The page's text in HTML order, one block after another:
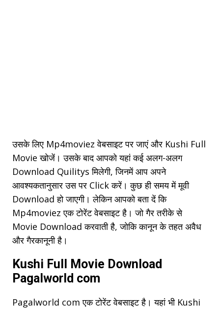
उसके लिए Mp4moviez वेबसाइट पर जाएं और Kushi Full
Movie खोजें। उसके बाद आपको यहां कई अलग-अलग
Download Quilitys मिलेगी, जिनमें आप अपने
आवश्यकतानुसार उस पर Click करें। कुछ ही समय में मूवी
Download हो जाएगी। लेकिन आपको बता दें कि
Mp4moviez एक टोरेंट वेबसाइट है। जो गैर तरीके से
Movie Download करवाती है, जोकि कानून के तहत अवैध
और गैरकानूनी है।
Kushi Full Movie Download
Pagalworld com
Pagalworld com एक टोरेंट वेबसाइट है। यहां भी Kushi